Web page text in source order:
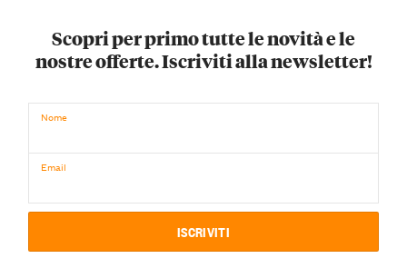
Scopri per primo tutte le novità e le
nostre offerte. Iscriviti alla newsletter!
Nome
Email